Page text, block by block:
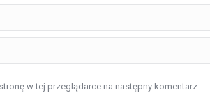
w tej przeglądarce na następny komentarz.